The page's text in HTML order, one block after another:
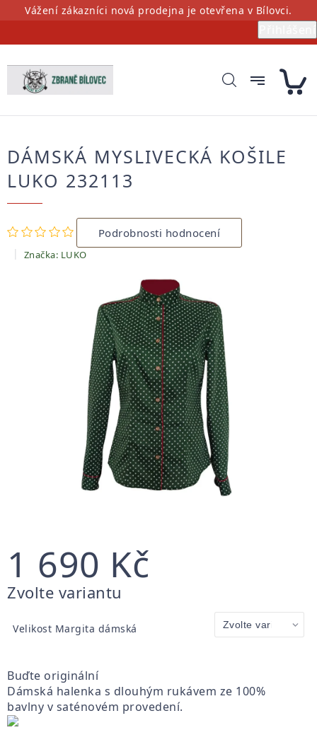
PřejítVážení zákazníci nová prodejna je otevřena v Bílovci.
DÁMSKÁ MYSLIVECKÁ KOŠILE
LUKO 232113
Průměrné
hodnocení
produktu
je
hvězdiček.
Podrobnosti hodnocení
Značka: LUKO
1 690 Kč
Měrná
Zvolte variantu
Velikost Margita dámská
Buďte originální
Dámská halenka s dlouhým rukávem ze 100%
bavlny v saténovém provedení.